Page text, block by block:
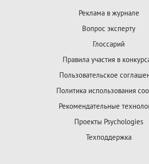
Реклама в журнале
Вопрос эксперту
Глоссарий
Правила участия в
Пользовательское
Политика использования
Рекомендательные
Проекты Psychologies
Техподдержка